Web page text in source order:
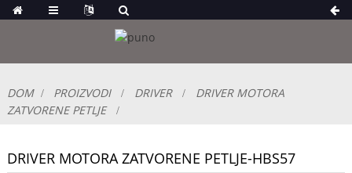
DOM PROIZVODI DRIVER
DRIVER MOTORA
ZATVORENE PETLJE
DRIVER MOTORA ZATVORENE PETLJE-HBS57